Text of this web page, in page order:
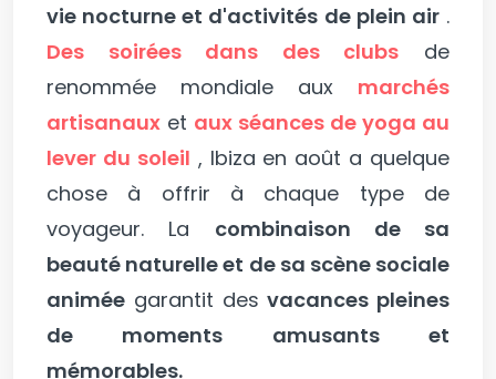
vie nocturne et d'activités de plein air.
Des soirées dans des clubs de
renommée mondiale aux marchés
artisanaux et aux séances de yoga au
lever du soleil , Ibiza en août a quelque
chose à offrir à chaque type de
voyageur. La combinaison de sa
beauté naturelle et de sa scène sociale
animée garantit desvacances pleines
de moments amusants et
mémorables.